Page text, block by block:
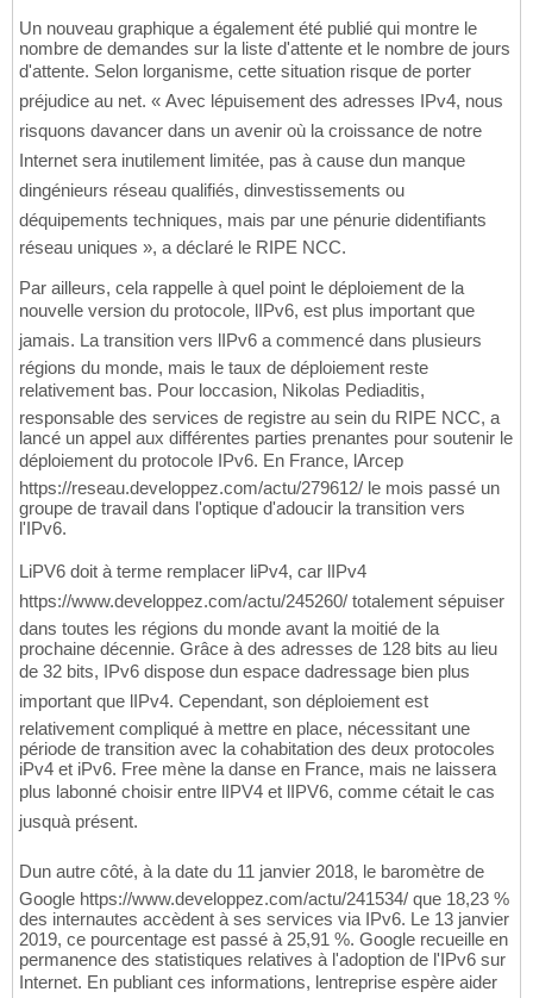
Un nouveau graphique a également été publié qui montre le
nombre de demandes sur la liste d'attente et le nombre de jours
d'attente. Selon lorganisme, cette situation risque de porter
préjudice au net. « Avec lépuisement des adresses IPv4, nous
risquons davancer dans un avenir où la croissance de notre
Internet sera inutilement limitée, pas à cause dun manque
dingénieurs réseau qualifiés, dinvestissements ou
déquipements techniques, mais par une pénurie didentifiants
réseau uniques », a déclaré le RIPE NCC.
Par ailleurs, cela rappelle à quel point le déploiement de la
nouvelle version du protocole, lIPv6, est plus important que
jamais. La transition vers lIPv6 a commencé dans plusieurs
régions du monde, mais le taux de déploiement reste
relativement bas. Pour loccasion, Nikolas Pediaditis,
responsable des services de registre au sein du RIPE NCC, a
lancé un appel aux différentes parties prenantes pour soutenir le
déploiement du protocole IPv6. En France, lArcep
https://reseau.developpez.com/actu/279612/ le mois passé un
groupe de travail dans l'optique d'adoucir la transition vers
l'IPv6.
LiPV6 doit à terme remplacer liPv4, car lIPv4
https://www.developpez.com/actu/245260/ totalement sépuiser
dans toutes les régions du monde avant la moitié de la
prochaine décennie. Grâce à des adresses de 128 bits au lieu
de 32 bits, IPv6 dispose dun espace dadressage bien plus
important que lIPv4. Cependant, son déploiement est
relativement compliqué à mettre en place, nécessitant une
période de transition avec la cohabitation des deux protocoles
iPv4 et iPv6. Free mène la danse en France, mais ne laissera
plus labonné choisir entre lIPV4 et lIPV6, comme cétait le cas
jusquà présent.
Dun autre côté, à la date du 11 janvier 2018, le baromètre de
Google https://www.developpez.com/actu/241534/ que 18,23 %
des internautes accèdent à ses services via IPv6. Le 13 janvier
2019, ce pourcentage est passé à 25,91 %. Google recueille en
permanence des statistiques relatives à l'adoption de l'IPv6 sur
Internet. En publiant ces informations, lentreprise espère aider